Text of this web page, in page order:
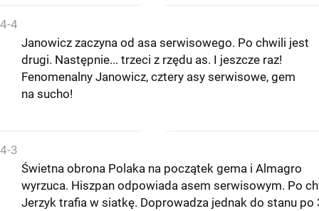
4-4
Janowicz zaczyna od asa serwisowego. Po chwili jest
drugi. Następnie... trzeci z rzędu as. I jeszcze raz!
Fenomenalny Janowicz, cztery asy serwisowe, gem
na sucho!
4-3
Świetna obrona Polaka na początek gema i Almagro
wyrzuca. Hiszpan odpowiada asem serwisowym. Po
Jerzyk trafia w siatkę. Doprowadza jednak do stanu po